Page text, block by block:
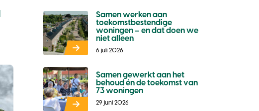
Samen werken aan
toekomstbestendige
woningen – en dat doen we
niet alleen
6 juli 2026
Samen gewerkt aan het
behoud én de toekomst van
73 woningen
29 juni 2026